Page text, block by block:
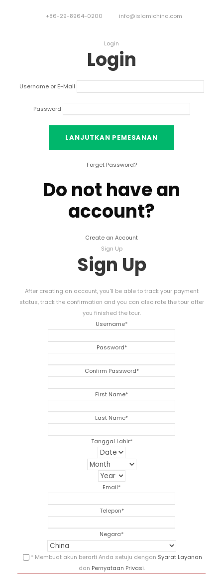
+86-29-8964-0200 info@islamichina.com
Login
Login
Username or E-Mail
Password
Forget Password?
Do not have an
account?
Create an Account
Sign Up
Sign Up
After creating an account,you'll be able to track your payment
status,track the confirmation and you can also rate the tour after
you finished the tour.
Username*
Password*
Confirm Password*
First Name*
Last Name*
Tanggal Lahir*
Email*
Telepon*
Negara*
* Membuat akun berarti Anda setuju dengan Syarat Layanan
dan Pernyataan Privasi.